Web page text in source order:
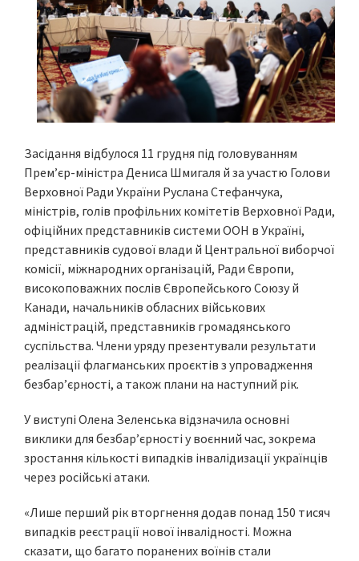
Засідання відбулося 11 грудня під головуванням
Прем’єр-міністра Дениса Шмигаля й за участю Голови
Верховної Ради України Руслана Стефанчука,
міністрів, голів профільних комітетів Верховної Ради,
офіційних представників системи ООН в Україні,
представників судової влади й Центральної виборчої
комісії, міжнародних організацій, Ради Європи,
високоповажних послів Європейського Союзу й
Канади, начальників обласних військових
адміністрацій, представників громадянського
суспільства. Члени уряду презентували результати
реалізації флагманських проєктів з упровадження
безбар’єрності, а також плани на наступний рік.
У виступі Олена Зеленська відзначила основні
виклики для безбар’єрності у воєнний час, зокрема
зростання кількості випадків інвалідизації українців
через російські атаки.
«Лише перший рік вторгнення додав понад 150 тисяч
випадків реєстрації нової інвалідності. Можна
сказати, що багато поранених воїнів стали